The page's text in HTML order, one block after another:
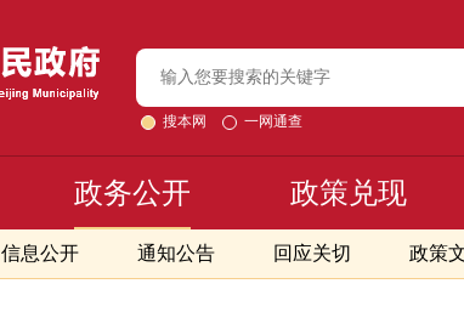
搜本网 一网通查
政务公开
信息公开 通知公告 回应关切 政策
政策兑现